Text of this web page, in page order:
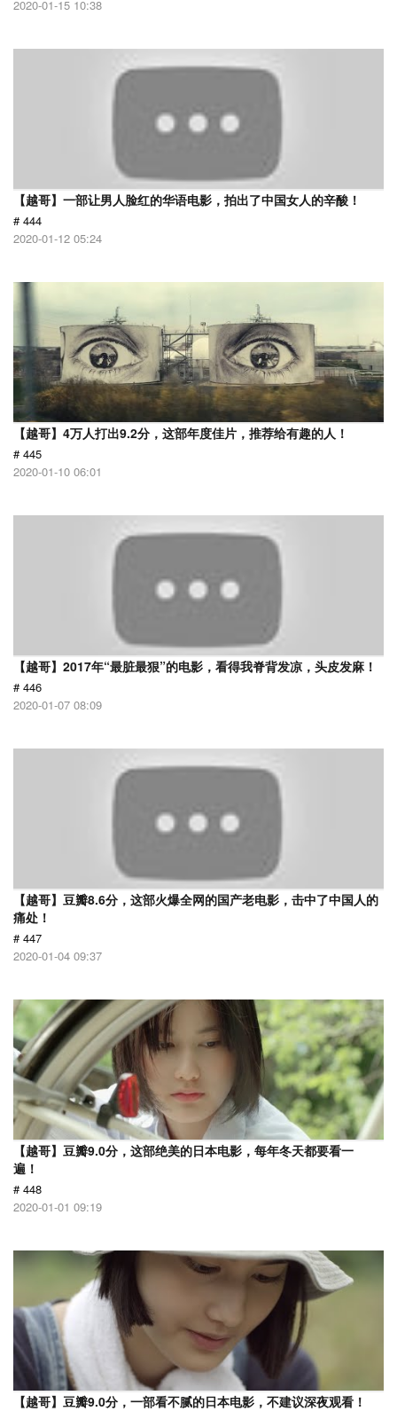
2020-01-15 10:38
【越哥】一部让男人脸红的华语电影，拍出了中国女人的辛酸！
# 444
2020-01-12 05:24
【越哥】4万人打出9.2分，这部年度佳片，推荐给有趣的人！
# 445
2020-01-10 06:01
【越哥】2017年“最脏最狠”的电影，看得我脊背发凉，头皮发麻！
# 446
2020-01-07 08:09
【越哥】豆瓣8.6分，这部火爆全网的国产老电影，击中了中国人的
痛处！
# 447
2020-01-04 09:37
【越哥】豆瓣9.0分，这部绝美的日本电影，每年冬天都要看一
遍！
# 448
2020-01-01 09:19
【越哥】豆瓣9.0分，一部看不腻的日本电影，不建议深夜观看！